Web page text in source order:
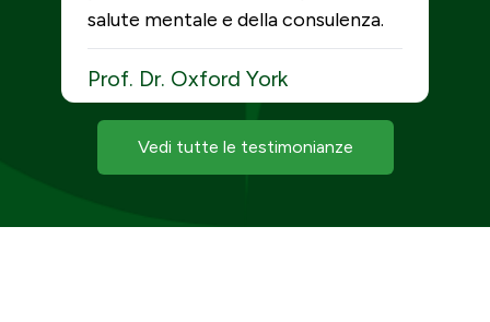
salute mentale e della consulenza.
Prof. Dr. Oxford York
Dottorato di ricerca, CCC, RP,
CAGCS, CCTP, CSTIP
Vedi tutte le testimonianze